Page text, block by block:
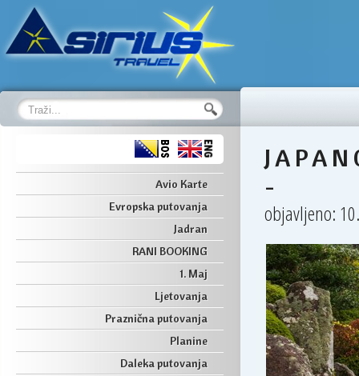
Avio Karte
Evropska putovanja
Jadran
RANI BOOKING
1. Maj
Ljetovanja
Praznična putovanja
Planine
Daleka putovanja
J A P A
-
objavljeno: